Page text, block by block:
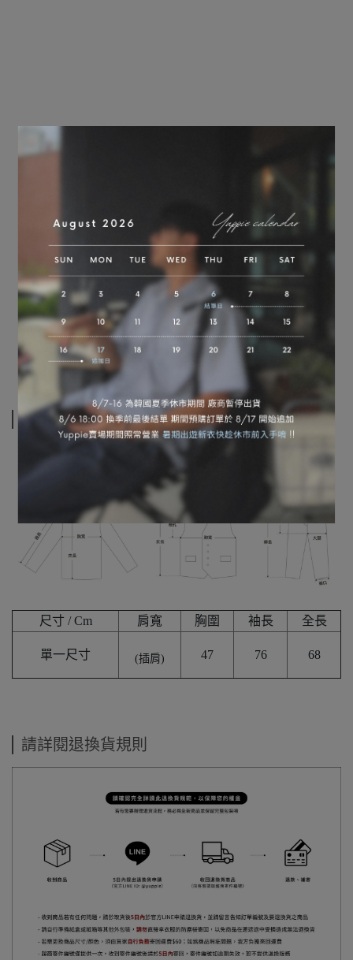
規格說明
MODEL-176/76/單一尺寸
尺寸 / Cm 肩寬 胸圍 袖長 全長
單一尺寸 (插肩) 47 76 68
請詳閱退換貨規則